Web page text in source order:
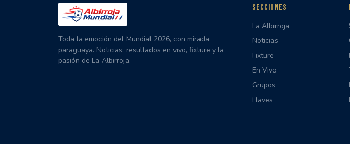
Toda la emoción del Mundial 2026, con mirada
paraguaya. Noticias, resultados en vivo, fixture y la
pasión de La Albirroja.
SECCIONES
La Albirroja
Noticias
Fixture
En Vivo
Grupos
Llaves